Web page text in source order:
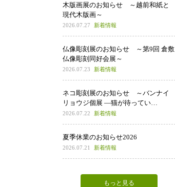
木版画展のお知らせ ～越前和紙と
現代木版画～
2026.07.27 新着情報
仏像彫刻展のお知らせ ～第9回 倉敷
仏像彫刻同好会展～
2026.07.23 新着情報
ネコ彫刻展のお知らせ ～バンナイ
リョウジ個展 ―猫が待ってい…
2026.07.22 新着情報
夏季休業のお知らせ2026
2026.07.21 新着情報
もっと見る